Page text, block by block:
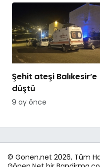
Şehit ateşi Balıkesir’e
düştü
9 ay önce
© Gonen.net 2026, Tüm